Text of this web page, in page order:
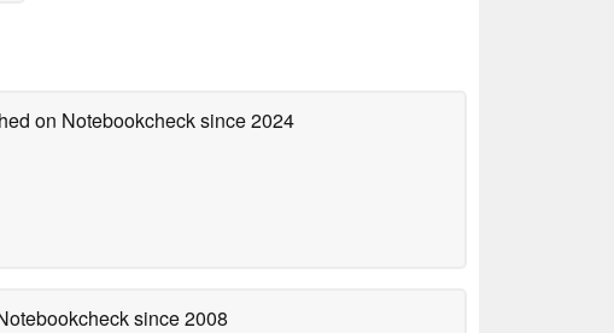
on Notebookchecksince 2024
since 2008